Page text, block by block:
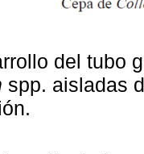
del tubo
spp. aisladas